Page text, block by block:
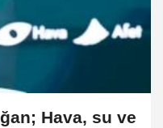
Hava, su ve